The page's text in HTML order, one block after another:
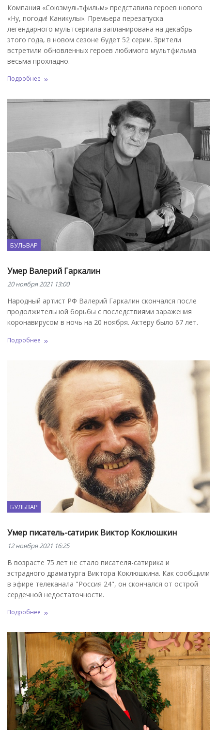
Компания «Союзмультфильм» представила героев нового
«Ну, погоди! Каникулы». Премьера перезапуска
легендарного мультсериала запланирована на декабрь
этого года, в новом сезоне будет 52 серии. Зрители
встретили обновленных героев любимого мультфильма
весьма прохладно.
Подробнее
БУЛЬВАР
Умер Валерий Гаркалин
20 ноября 2021 13:00
Народный артист РФ Валерий Гаркалин скончался после
продолжительной борьбы с последствиями заражения
коронавирусом в ночь на 20 ноября. Актеру было 67 лет.
Подробнее
БУЛЬВАР
Умер писатель-сатирик Виктор Коклюшкин
12 ноября 2021 16:25
В возрасте 75 лет не стало писателя-сатирика и
эстрадного драматурга Виктора Коклюшкина. Как сообщили
в эфире телеканала "Россия 24", он скончался от острой
сердечной недостаточности.
Подробнее